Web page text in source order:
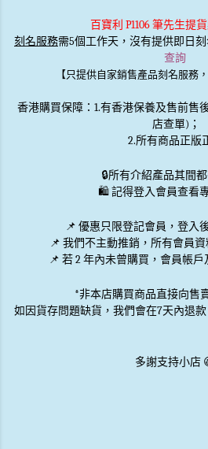
百寶利 P1106 筆先生提
刻名服務需5個工作天，沒有提供即日
查詢
【只提供自家銷售產品刻名服務
香港購買保障：1.有香港保養及售前售
店查單)；
2.所有商品正版
🔒所有介紹產品其間
🛍️ 記得登入會員查看
📌 優惠只限登記會員 ，登入
📌 我們不主動推銷 ，所有會員資
📌 若 2 年內未曾購買，會員帳戶
*非本店購買商品直接向售
如因貨存問題缺貨，我們會在7天內退
多謝支持小店